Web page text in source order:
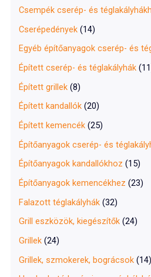
Csempék cserép- és
Cserépedények (14)
Egyéb építőanyagok cserép- és
Épített cserép- és téglakályhák
Épített grillek (8)
Épített kandallók (20)
Épített kemencék (25)
Építőanyagok cserép- és
Építőanyagok kandallókhoz (15)
Építőanyagok kemencékhez (23)
Falazott téglakályhák (32)
Grill eszközök, kiegészítők (24)
Grillek (24)
Grillek, szmokerek, bográcsok (14)